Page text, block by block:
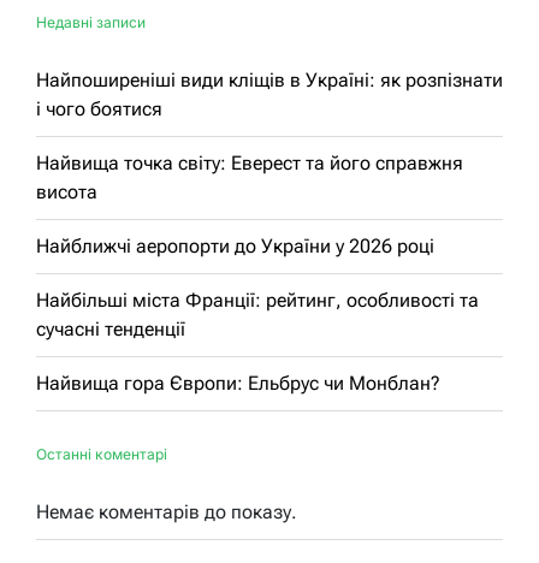
Недавні записи
Найпоширеніші види кліщів в Україні: як розпізнати
і чого боятися
Найвища точка світу: Еверест та його справжня
висота
Найближчі аеропорти до України у 2026 році
Найбільші міста Франції: рейтинг, особливості та
сучасні тенденції
Найвища гора Європи: Ельбрус чи Монблан?
Останні коментарі
Немає коментарів до показу.